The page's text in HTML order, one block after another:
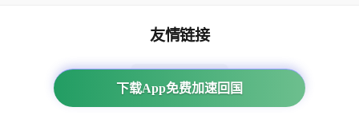
下载App免费加速回国
友情链接
番茄加速器